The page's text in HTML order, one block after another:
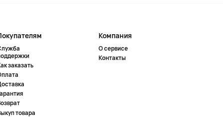
заказать
товара
Компания
О сервисе
Контакты